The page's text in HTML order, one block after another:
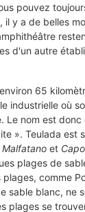
pouvez
il y a de belles
d'un autre
65
industrielle où
Le nom est donc
». Teulada est
Malfatano et
plages de
plages, comme
sable blanc, ne
plages se